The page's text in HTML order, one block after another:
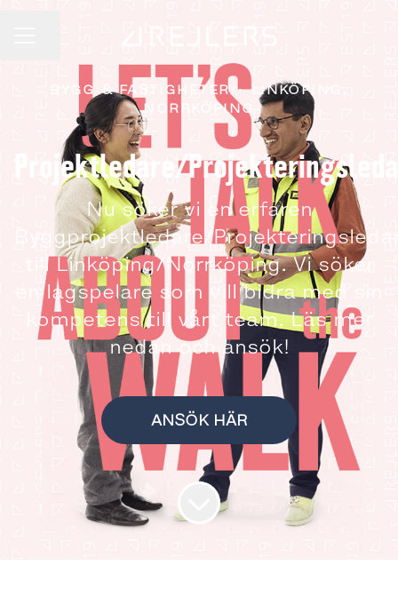
BYGG & FASTIGHETER · LINKÖPING,
NORRKÖPING
Projektledare/
Nu söker vi en erfaren
Byggprojektledare/
till Linköping/Norrköping. Vi söker
en lagspelare som vill bidra med sin
kompetens till vårt team. Läs mer
nedan och ansök!
ANSÖK HÄR